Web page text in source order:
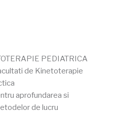
PEDIATRICA
de Kinetoterapie
aprofundarea si
de lucru